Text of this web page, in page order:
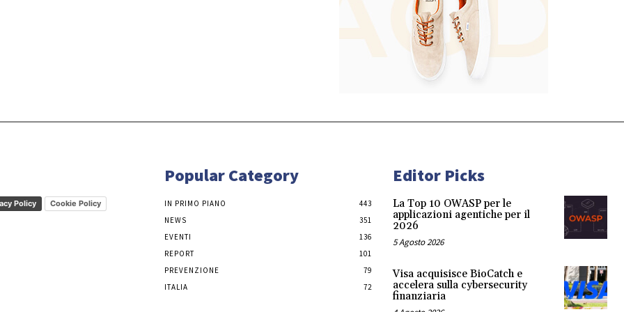
Policy Cookie Policy
Popular Category
IN PRIMO PIANO
443
NEWS
351
EVENTI
136
REPORT
101
PREVENZIONE
79
ITALIA
72
Editor Picks
La Top 10 OWASP per le
applicazioni agentiche per il
2026
5 Agosto 2026
Visa acquisisce BioCatch e
accelera sulla cybersecurity
finanziaria